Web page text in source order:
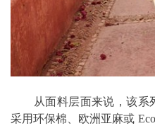
从面料层面来说，该系列
采用环保棉、欧洲亚麻或